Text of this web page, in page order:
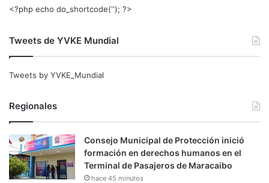
<?php echo do_shortcode(‘‘); ?>
Tweets de YVKE Mundial
Tweets by YVKE_Mundial
Regionales
Consejo Municipal de Protección inició
formación en derechos humanos en el
Terminal de Pasajeros de Maracaibo
hace 45 minutos